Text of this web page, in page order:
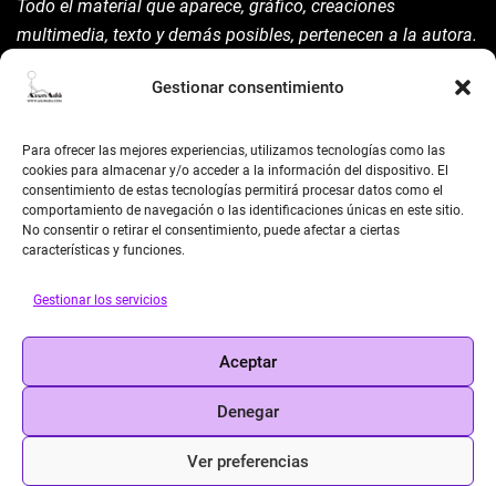
Gestionar consentimiento
Para ofrecer las mejores experiencias, utilizamos tecnologías como las
cookies para almacenar y/o acceder a la información del dispositivo. El
consentimiento de estas tecnologías permitirá procesar datos como el
comportamiento de navegación o las identificaciones únicas en este sitio.
No consentir o retirar el consentimiento, puede afectar a ciertas
características y funciones.
Gestionar los servicios
Aceptar
Denegar
Ver preferencias
Todo el material que aparece, gráfico, creaciones
multimedia, texto y demás posibles, pertenecen a la autora.
la mism para ello.
©AsunAdá ​Gracias.